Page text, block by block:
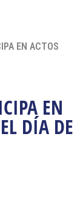
EN ACTOS
EN
DÍA DE